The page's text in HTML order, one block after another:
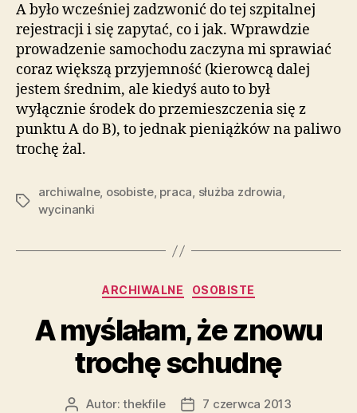
A było wcześniej zadzwonić do tej szpitalnej
rejestracji i się zapytać, co i jak. Wprawdzie
prowadzenie samochodu zaczyna mi sprawiać
coraz większą przyjemność (kierowcą dalej
jestem średnim, ale kiedyś auto to był
wyłącznie środek do przemieszczenia się z
punktu A do B), to jednak pieniążków na paliwo
trochę żal.
Tagi
archiwalne, osobiste, praca, służba zdrowia,
wycinanki
Kategorie
ARCHIWALNE OSOBISTE
A myślałam, że znowu
trochę schudnę
AutorAutor:thekfile
Data7 czerwca 2013